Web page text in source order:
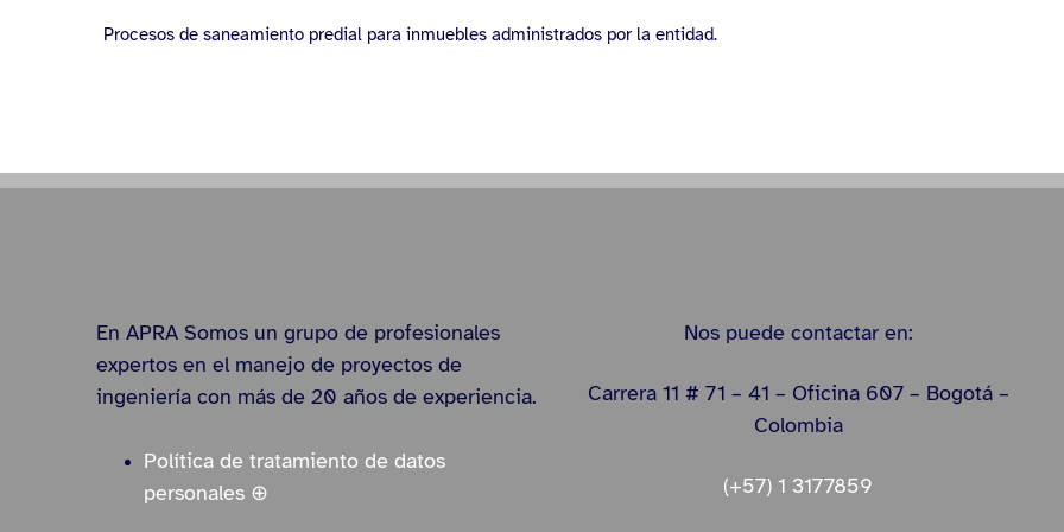
Procesos de saneamiento predial para inmuebles administrados por la entidad.
En APRA Somos un grupo de profesionales
expertos en el manejo de proyectos de
ingeniería con más de 20 años de experiencia.
Política de tratamiento de datos
personales ⊕
Nos puede contactar en:
Carrera 11 # 71 – 41 – Oficina 607 – Bogotá –
Colombia
(+57) 1 3177859